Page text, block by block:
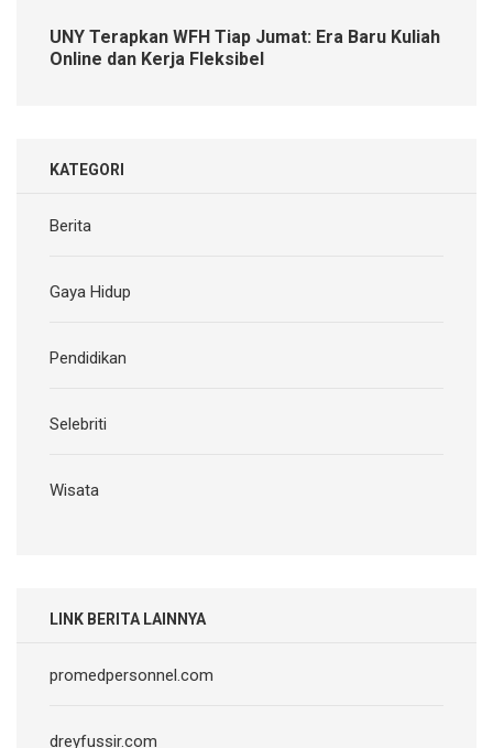
UNY Terapkan WFH Tiap Jumat: Era Baru Kuliah
Online dan Kerja Fleksibel
KATEGORI
Berita
Gaya Hidup
Pendidikan
Selebriti
Wisata
LINK BERITA LAINNYA
promedpersonnel.com
dreyfussir.com